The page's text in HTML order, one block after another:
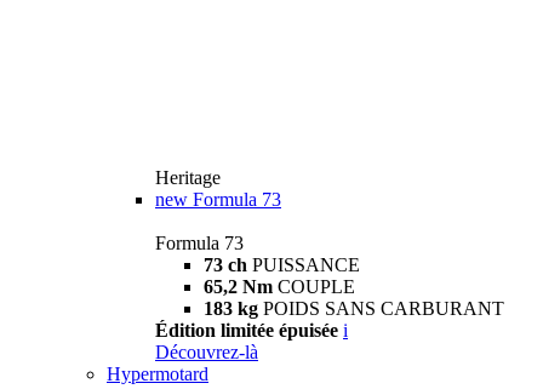
Heritage
new Formula 73
Formula 73
73 ch PUISSANCE
65,2 Nm COUPLE
183 kg POIDS SANS CARBURANT
Édition limitée épuisée i
Découvrez-là
Hypermotard